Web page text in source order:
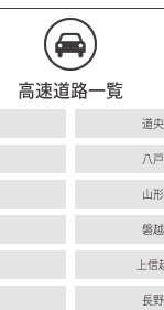
高速道路一覧
道
八
山
磐
上
長